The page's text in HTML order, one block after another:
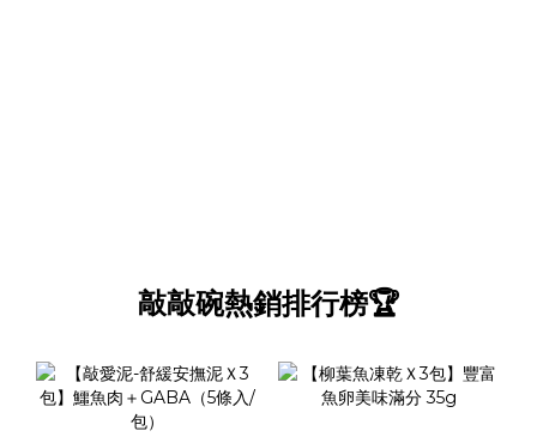
敲敲碗熱銷排行榜🏆